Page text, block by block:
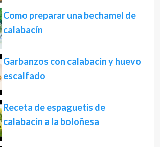
Como preparar una bechamel de
calabacín
Garbanzos con calabacín y huevo
escalfado
Receta de espaguetis de
calabacín a la boloñesa